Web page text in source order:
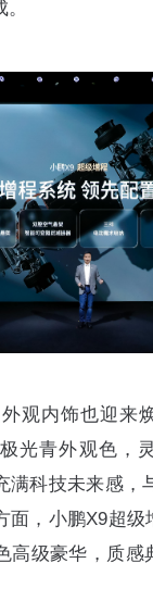
观内饰也迎来
光青外观色，
满科技未来感，
面，小鹏X9超级
高级豪华，质感